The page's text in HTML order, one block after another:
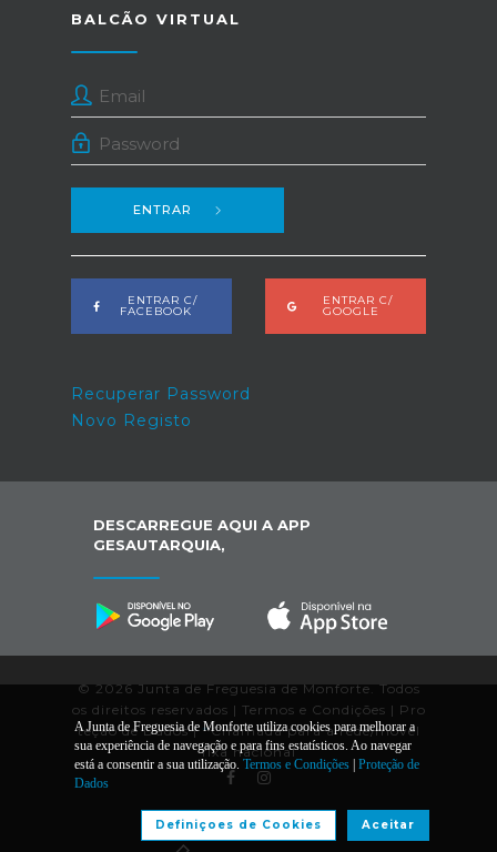
BALCÃO VIRTUAL
ENTRAR
ENTRAR C/
FACEBOOK
ENTRAR C/
GOOGLE
Recuperar Password
Novo Registo
DESCARREGUE AQUI A APP
GESAUTARQUIA,
© 2026 Junta de Freguesia de Monforte. Todos
os direitos reservados | Termos e Condições | Pro
teção de Dados| *Chamada para a rede/móvel
fixa nacional
Desenvolvido por:
A Junta de Freguesia de Monforte utiliza cookies para melhorar a
sua experiência de navegação e para fins estatísticos. Ao navegar
está a consentir a sua utilização. Termos e Condições| Proteção de
Dados
Aceitar
Definiçoes de Cookies